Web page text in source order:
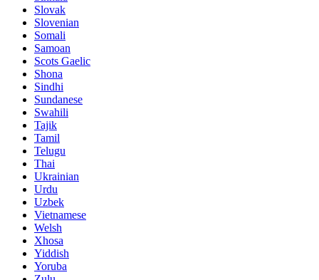
Slovak
Slovenian
Somali
Samoan
Scots Gaelic
Shona
Sindhi
Sundanese
Swahili
Tajik
Tamil
Telugu
Thai
Ukrainian
Urdu
Uzbek
Vietnamese
Welsh
Xhosa
Yiddish
Yoruba